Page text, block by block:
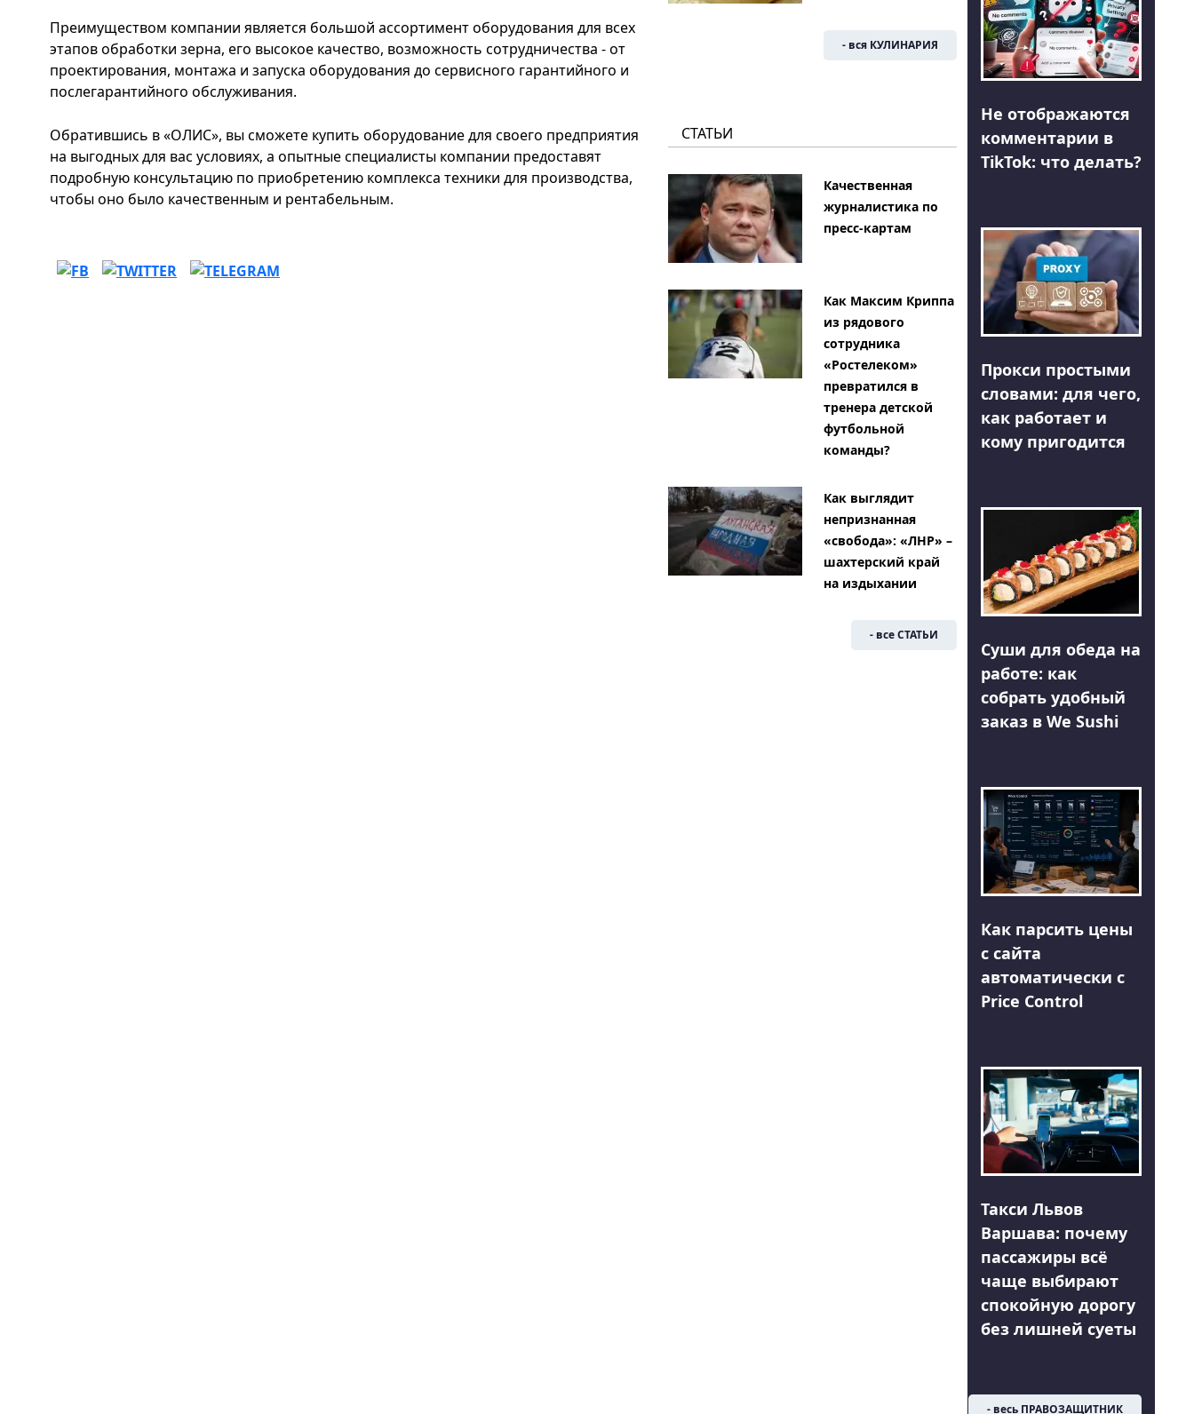
Преимуществом компании является большой ассортимент оборудования для всех
этапов обработки зерна, его высокое качество, возможность сотрудничества - от
проектирования, монтажа и запуска оборудования до сервисного гарантийного и
послегарантийного обслуживания.
Обратившись в «ОЛИС», вы сможете купить оборудование для своего предприятия
на выгодных для вас условиях, а опытные специалисты компании предоставят
подробную консультацию по приобретению комплекса техники для производства,
чтобы оно было качественным и рентабельным.
- вся КУЛИНАРИЯ
СТАТЬИ
Качественная
журналистика по
пресс-картам
Как Максим Криппа
из рядового
сотрудника
«Ростелеком»
превратился в
тренера детской
футбольной
команды?
Как выглядит
непризнанная
«свобода»: «ЛНР» –
шахтерский край
на издыхании
- все СТАТЬИ
Не отображаются
комментарии в
TikTok: что делать?
Прокси простыми
словами: для чего,
как работает и
кому пригодится
Суши для обеда на
работе: как
собрать удобный
заказ в We Sushi
Как парсить цены
с сайта
автоматически с
Price Control
Такси Львов
Варшава: почему
пассажиры всё
чаще выбирают
спокойную дорогу
без лишней суеты
- весь ПРАВОЗАЩИТНИК